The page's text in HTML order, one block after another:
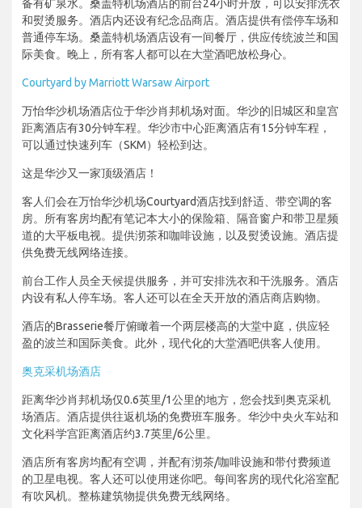
备有矿泉水。桑盖特机场酒店的前台24小时开放，可以安排洗衣
和熨烫服务。酒店内还设有纪念品商店。酒店提供有偿停车场和
普通停车场。桑盖特机场酒店设有一间餐厅，供应传统波兰和国
际美食。晚上，所有客人都可以在大堂酒吧放松身心。
Courtyard by Marriott Warsaw Airport
万怡华沙机场酒店位于华沙肖邦机场对面。华沙的旧城区和皇宫
距离酒店有30分钟车程。华沙市中心距离酒店有15分钟车程，
可以通过快速列车（SKM）轻松到达。
这是华沙又一家顶级酒店！
客人们会在万怡华沙机场Courtyard酒店找到舒适、带空调的客
房。所有客房均配有笔记本大小的保险箱、隔音窗户和带卫星频
道的大平板电视。提供沏茶和咖啡设施，以及熨烫设施。酒店提
供免费无线网络连接。
前台工作人员全天候提供服务，并可安排洗衣和干洗服务。酒店
内设有私人停车场。客人还可以在全天开放的酒店商店购物。
酒店的Brasserie餐厅俯瞰着一个两层楼高的大堂中庭，供应轻
盈的波兰和国际美食。此外，现代化的大堂酒吧供客人使用。
奥克采机场酒店
距离华沙肖邦机场仅0.6英里/1公里的地方，您会找到奥克采机
场酒店。酒店提供往返机场的免费班车服务。华沙中央火车站和
文化科学宫距离酒店约3.7英里/6公里。
酒店所有客房均配有空调，并配有沏茶/咖啡设施和带付费频道
的卫星电视。客人还可以使用迷你吧。每间客房的现代化浴室配
有吹风机。整栋建筑物提供免费无线网络。